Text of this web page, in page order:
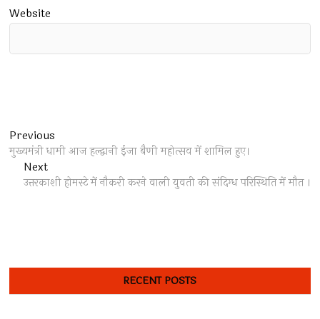
Website
Post
navigation
Previous
post:
मुख्यमंत्री धामी आज हल्द्वानी ईजा बैणी महोत्सव में शामिल हुए।
NextNext
post:
उत्तरकाशी होमस्टे में नौकरी करने वाली युवती की संदिग्ध परिस्थिति में मौत ।
RECENT POSTS